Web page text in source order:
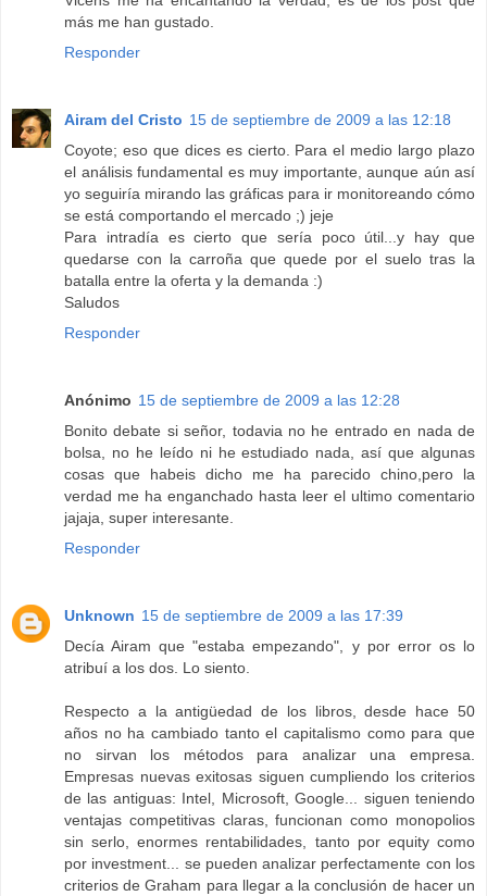
más me han gustado.
Responder
Airam del Cristo 15 de septiembre de 2009 a las 12:18
Coyote; eso que dices es cierto. Para el medio largo plazo
el análisis fundamental es muy importante, aunque aún así
yo seguiría mirando las gráficas para ir monitoreando cómo
se está comportando el mercado ;) jeje
Para intradía es cierto que sería poco útil...y hay que
quedarse con la carroña que quede por el suelo tras la
batalla entre la oferta y la demanda :)
Saludos
Responder
Anónimo 15 de septiembre de 2009 a las 12:28
Bonito debate si señor, todavia no he entrado en nada de
bolsa, no he leído ni he estudiado nada, así que algunas
cosas que habeis dicho me ha parecido chino,pero la
verdad me ha enganchado hasta leer el ultimo comentario
jajaja, super interesante.
Responder
Unknown 15 de septiembre de 2009 a las 17:39
Decía Airam que "estaba empezando", y por error os lo
atribuí a los dos. Lo siento.
Respecto a la antigüedad de los libros, desde hace 50
años no ha cambiado tanto el capitalismo como para que
no sirvan los métodos para analizar una empresa.
Empresas nuevas exitosas siguen cumpliendo los criterios
de las antiguas: Intel, Microsoft, Google... siguen teniendo
ventajas competitivas claras, funcionan como monopolios
sin serlo, enormes rentabilidades, tanto por equity como
por investment... se pueden analizar perfectamente con los
criterios de Graham para llegar a la conclusión de hacer un